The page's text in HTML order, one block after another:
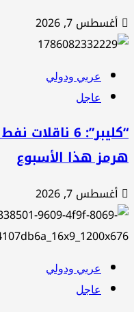
أغسطس 7, 2026
عربي ودولي
عاجل
“كليبر”: 6
هذا الأسبوع
أغسطس 7, 2026
عربي ودولي
عاجل